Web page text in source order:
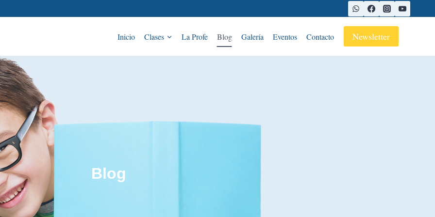
Inicio Clases La Profe Blog Galería Eventos Contacto Newsletter
Blog